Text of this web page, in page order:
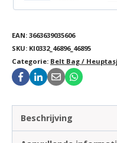
EAN: 3663639035606
SKU: KI0332_46896_46895
Categorie: Belt Bag /
Beschrijving